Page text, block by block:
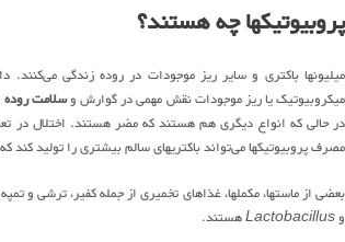
پروبیوتیکها چه هستند؟
میلیونها باکتری و سایر ریز موجودات در روده زندگی
میکروبیوتیک یا ریز موجودات نقش مهمی در گوارش وسلامت روده
در حالی که انواع دیگری هم هستند که مضر هستند. اختلال در
مصرف پروبیوتیکها می‌تواند باکتریهای سالم بیشتری را تولید کند
بعضی از ماستها، مکملها، غذاهای تخمیری از جمله کفیر، ترشی و
وLactobacillusهستند.